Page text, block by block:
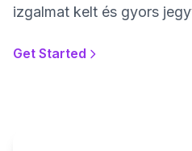
izgalmat kelt és gyors
Get Started